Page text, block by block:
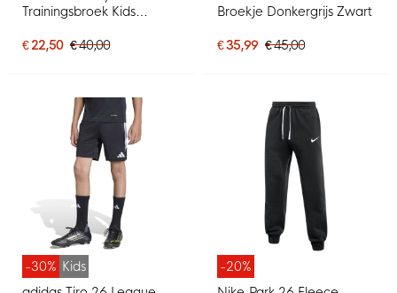
Trainingsbroek Kids
€ 22,50 € 40,00
Broekje Donkergrijs Zwart
€ 35,99 € 45,00
-30% Kids
-20%